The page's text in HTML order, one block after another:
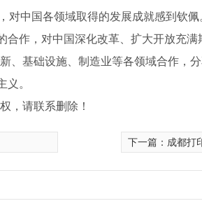
对中国各领域取得的发展成就感到钦
作，对中国深化改革、扩大开放充满
、基础设施、制造业等各领域合作，
义。
，请联系删除！
下一篇： 成都打